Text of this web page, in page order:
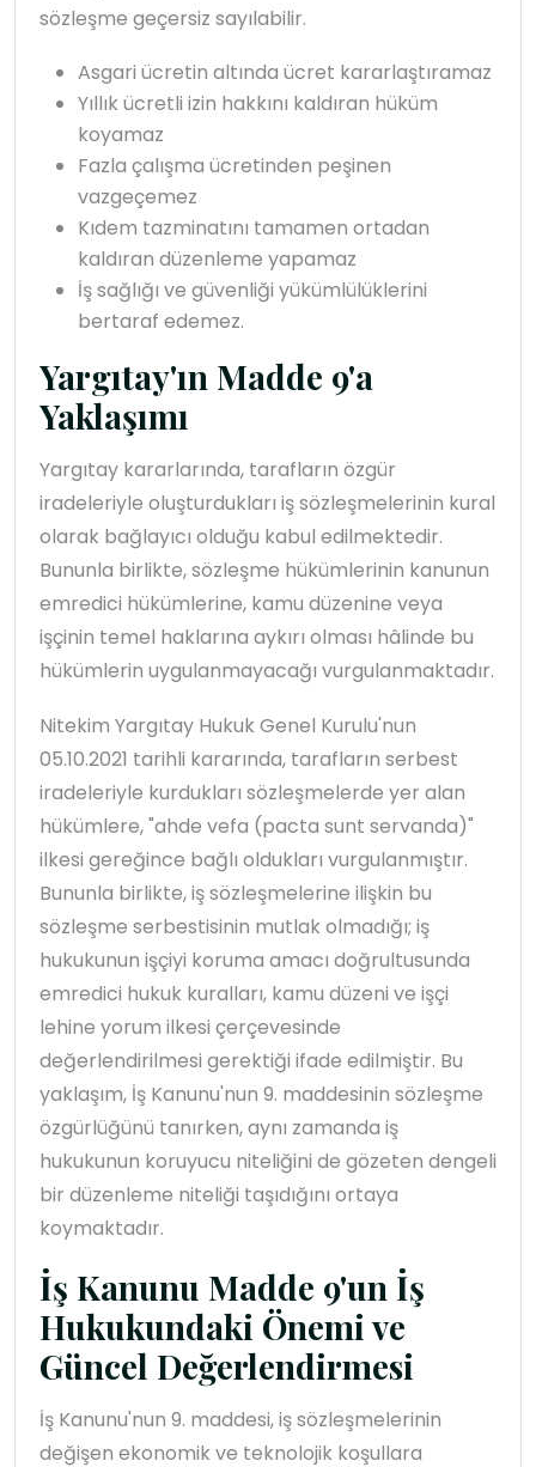
sözleşme geçersiz sayılabilir.
Asgari ücretin altında ücret kararlaştıramaz
Yıllık ücretli izin hakkını kaldıran hüküm
koyamaz
Fazla çalışma ücretinden peşinen
vazgeçemez
Kıdem tazminatını tamamen ortadan
kaldıran düzenleme yapamaz
İş sağlığı ve güvenliği yükümlülüklerini
bertaraf edemez.
Yargıtay'ın Madde 9'a
Yaklaşımı
Yargıtay kararlarında, tarafların özgür
iradeleriyle oluşturdukları iş sözleşmelerinin kural
olarak bağlayıcı olduğu kabul edilmektedir.
Bununla birlikte, sözleşme hükümlerinin kanunun
emredici hükümlerine, kamu düzenine veya
işçinin temel haklarına aykırı olması hâlinde bu
hükümlerin uygulanmayacağı vurgulanmaktadır.
Nitekim Yargıtay Hukuk Genel Kurulu'nun
05.10.2021 tarihli kararında, tarafların serbest
iradeleriyle kurdukları sözleşmelerde yer alan
hükümlere, "ahde vefa (pacta sunt servanda)"
ilkesi gereğince bağlı oldukları vurgulanmıştır.
Bununla birlikte, iş sözleşmelerine ilişkin bu
sözleşme serbestisinin mutlak olmadığı; iş
hukukunun işçiyi koruma amacı doğrultusunda
emredici hukuk kuralları, kamu düzeni ve işçi
lehine yorum ilkesi çerçevesinde
değerlendirilmesi gerektiği ifade edilmiştir. Bu
yaklaşım, İş Kanunu'nun 9. maddesinin sözleşme
özgürlüğünü tanırken, aynı zamanda iş
hukukunun koruyucu niteliğini de gözeten dengeli
bir düzenleme niteliği taşıdığını ortaya
koymaktadır.
İş Kanunu Madde 9'un İş
Hukukundaki Önemi ve
Güncel Değerlendirmesi
İş Kanunu'nun 9. maddesi, iş sözleşmelerinin
değişen ekonomik ve teknolojik koşullara